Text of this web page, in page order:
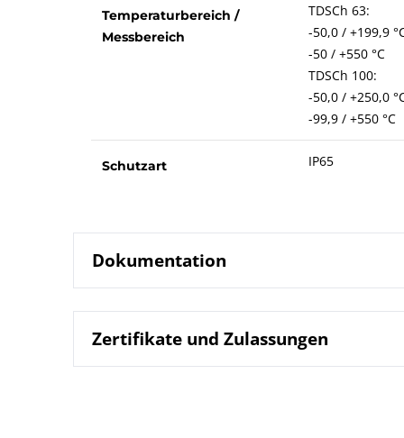
Temperaturbereich /
Messbereich
TDSCh 63:
-50,0 / +199,9
-50 / +550 °C
TDSCh 100:
-50,0 / +250,0
-99,9 / +550 °C
Schutzart IP65
Dokumentation
Datenblatt 8301
Zertifikate und Zulassungen